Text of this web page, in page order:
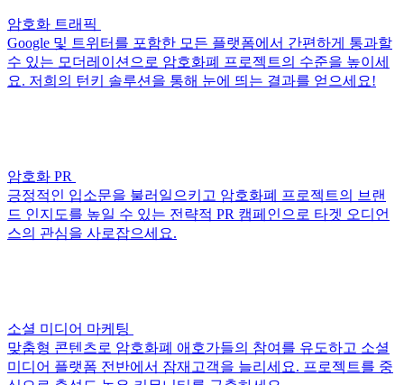
암호화 트래픽
Google 및 트위터를 포함한 모든 플랫폼에서 간편하게 통과할
수 있는 모더레이션으로 암호화폐 프로젝트의 수준을 높이세
요. 저희의 턴키 솔루션을 통해 눈에 띄는 결과를 얻으세요!
암호화 PR
긍정적인 입소문을 불러일으키고 암호화폐 프로젝트의 브랜
드 인지도를 높일 수 있는 전략적 PR 캠페인으로 타겟 오디언
스의 관심을 사로잡으세요.
소셜 미디어 마케팅
맞춤형 콘텐츠로 암호화폐 애호가들의 참여를 유도하고 소셜
미디어 플랫폼 전반에서 잠재고객을 늘리세요. 프로젝트를 중